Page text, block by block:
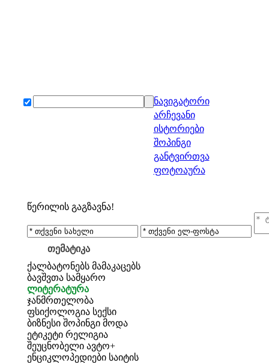
ნავიგატორი
არჩევანი
ისტორიები
შოპინგი
განტვირთვა
ფოტოაურა
წერილის გაგზავნა!
თემატიკა
ქალბატონებს მამაკაცებს
ბავშვთა სამყარო
ლიტერატურა
ჯანმრთელობა
ფსიქოლოგია სექსი
ბიზნესი შოპინგი მოდა
ეტიკეტი რელიგია
შეუცნობელი ავტო+
ენციკლოპედიები საიტის